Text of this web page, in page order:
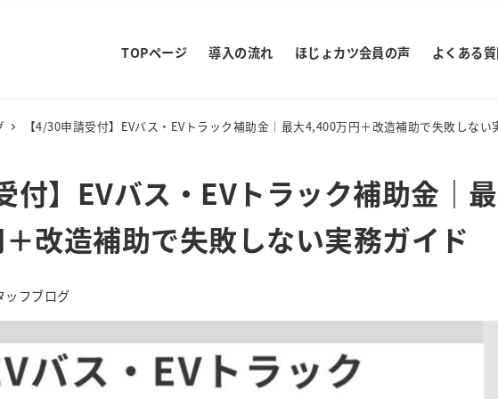
TOPページ 導入の流れ ほじょカツ会員の声 よくある
【4/30申請受付】EVバス・EVトラック補助金｜最大4,400万円＋改造補助で失敗しない
付】EVバス・EVトラック補助金｜最
改造補助で失敗しない実務ガイド
ー
ッフブログ